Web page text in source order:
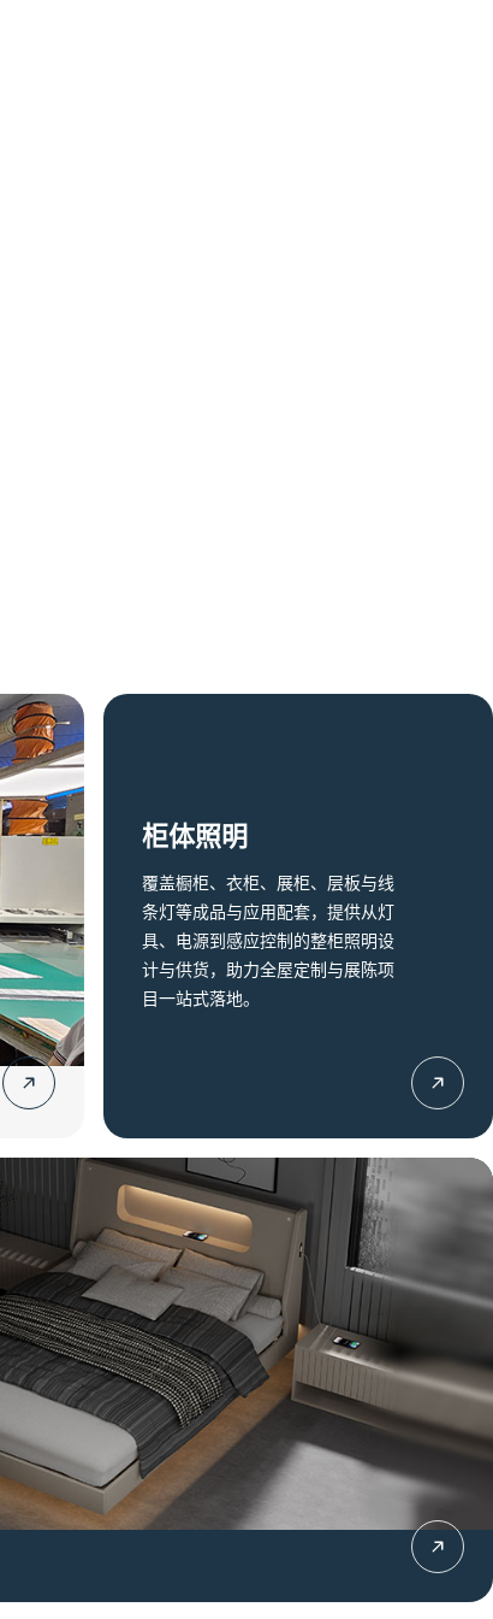
柜体照明
覆盖橱柜、衣柜、展柜、层板与线
条灯等成品与应用配套，提供从灯
具、电源到感应控制的整柜照明设
计与供货，助力全屋定制与展陈项
目一站式落地。